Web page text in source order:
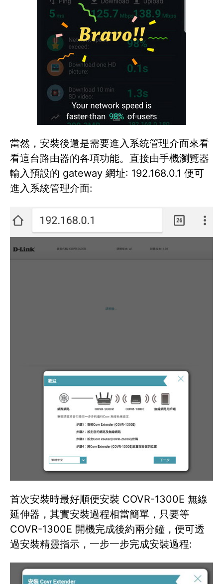
當然，安裝後還是需要進入系統管理介面來看
看這台路由器的各項功能。直接由手機瀏覽器
輸入預設的 gateway 網址: 192.168.0.1 便可
進入系統管理介面:
首次安裝時最好順便安裝 COVR-1300E 無線
延伸器，其實安裝過程相當簡單，只要等
COVR-1300E 開機完成後約兩分鐘，便可透
過安裝精靈指示，一步一步完成安裝過程: